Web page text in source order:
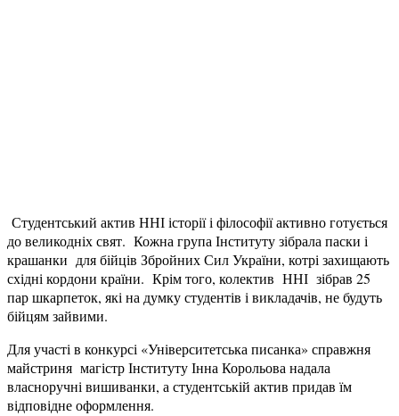
Студентський актив ННІ історії і філософії активно готується
до великодніх свят. Кожна група Інституту зібрала паски і
крашанки для бійців Збройних Сил України, котрі захищають
східні кордони країни. Крім того, колектив ННІ зібрав 25
пар шкарпеток, які на думку студентів і викладачів, не будуть
бійцям зайвими.
Для участі в конкурсі «Університетська писанка» справжня
майстриня магістр Інституту Інна Корольова надала
власноручні вишиванки, а студентській актив придав їм
відповідне оформлення.